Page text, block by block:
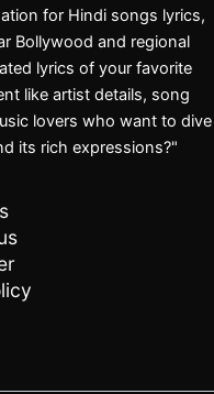
for Hindi songs lyrics,
Bollywood and regional
lyrics of your favorite
like artist details, song
lovers who want to dive
its rich expressions?"